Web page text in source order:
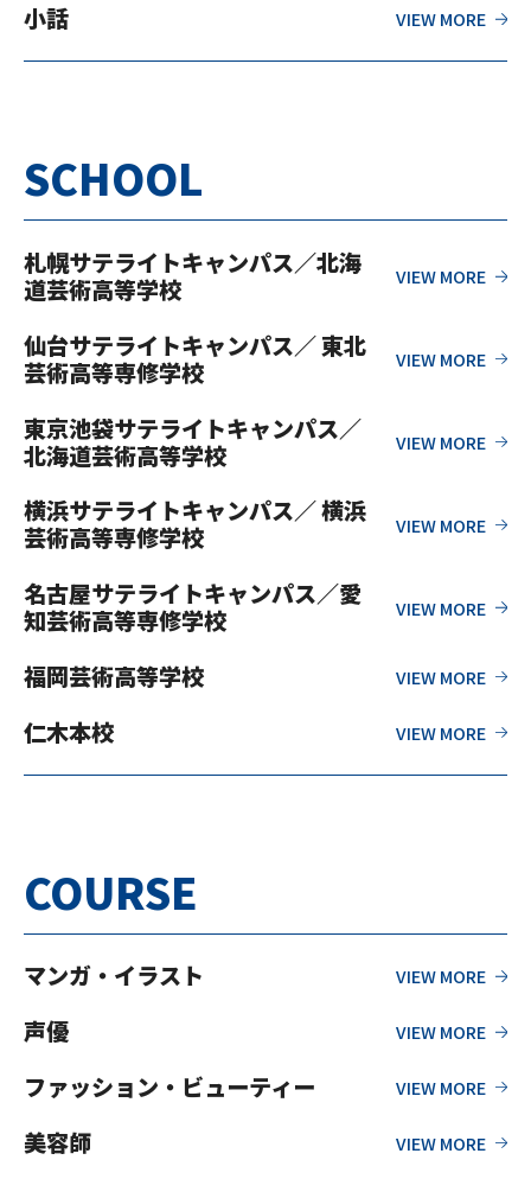
小話
SCHOOL
札幌サテライトキャンパス／北海
道芸術高等学校
仙台サテライトキャンパス／ 東北
芸術高等専修学校
東京池袋サテライトキャンパス／
北海道芸術高等学校
横浜サテライトキャンパス／ 横浜
芸術高等専修学校
名古屋サテライトキャンパス／愛
知芸術高等専修学校
福岡芸術高等学校
仁木本校
COURSE
マンガ・イラスト
声優
ファッション・ビューティー
美容師